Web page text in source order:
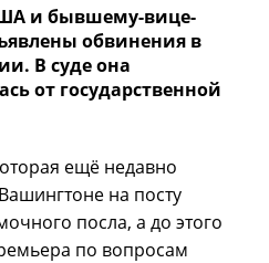
и бывшему-вице-
обвинения в
В суде она
от государственной
ещё недавно
на посту
посла, а до этого
по вопросам